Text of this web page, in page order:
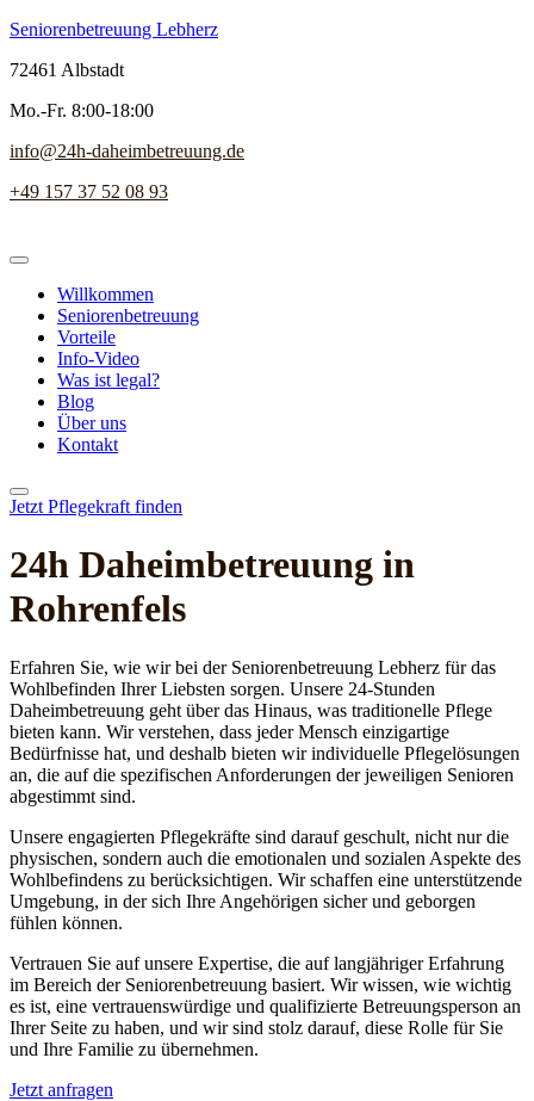
Seniorenbetreuung Lebherz
72461 Albstadt
Mo.-Fr. 8:00-18:00
info@24h-daheimbetreuung.de
+49 157 37 52 08 93
Willkommen
Seniorenbetreuung
Vorteile
Info-Video
Was ist legal?
Blog
Über uns
Kontakt
Jetzt Pflegekraft finden
24h Daheim­betreuung in
Rohrenfels
Erfahren Sie, wie wir bei der Seniorenbetreuung Lebherz für das
Wohlbefinden Ihrer Liebsten sorgen. Unsere 24-Stunden
Daheimbetreuung geht über das Hinaus, was traditionelle Pflege
bieten kann. Wir verstehen, dass jeder Mensch einzigartige
Bedürfnisse hat, und deshalb bieten wir individuelle Pflegelösungen
an, die auf die spezifischen Anforderungen der jeweiligen Senioren
abgestimmt sind.
Unsere engagierten Pflegekräfte sind darauf geschult, nicht nur die
physischen, sondern auch die emotionalen und sozialen Aspekte des
Wohlbefindens zu berücksichtigen. Wir schaffen eine unterstützende
Umgebung, in der sich Ihre Angehörigen sicher und geborgen
fühlen können.
Vertrauen Sie auf unsere Expertise, die auf langjähriger Erfahrung
im Bereich der Seniorenbetreuung basiert. Wir wissen, wie wichtig
es ist, eine vertrauenswürdige und qualifizierte Betreuungsperson an
Ihrer Seite zu haben, und wir sind stolz darauf, diese Rolle für Sie
und Ihre Familie zu übernehmen.
Jetzt anfragen